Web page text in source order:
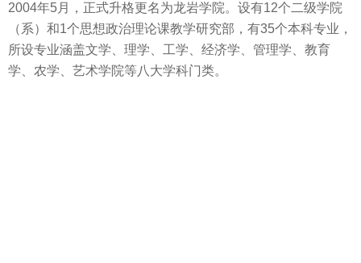
2004年5月，正式升格更名为龙岩学院。设有12个二级学院
（系）和1个思想政治理论课教学研究部，有35个本科专业，
所设专业涵盖文学、理学、工学、经济学、管理学、教育
学、农学、艺术学院等八大学科门类。